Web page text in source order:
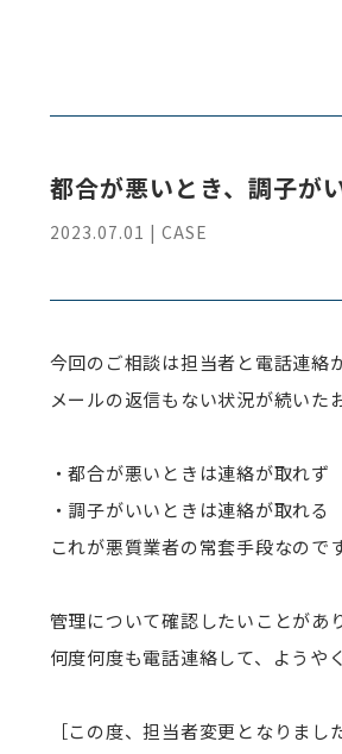
都合が悪いとき、調子が
2023.07.01 | CASE
今回のご相談は担当者と電話連絡
メールの返信もない状況が続いた
・都合が悪いときは連絡が取れず
・調子がいいときは連絡が取れる
これが悪質業者の常套手段なのです
管理について確認したいことがあり
何度何度も電話連絡して、ようや
［この度、担当者変更となりまし